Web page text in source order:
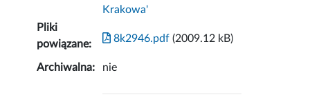
Krakowa'
Pliki
powiązane:
8k2946.pdf (2009.12 kB)
Archiwalna: nie